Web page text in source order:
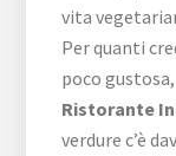
vita
Per quanti
poco
Ristorante
verdure c’è